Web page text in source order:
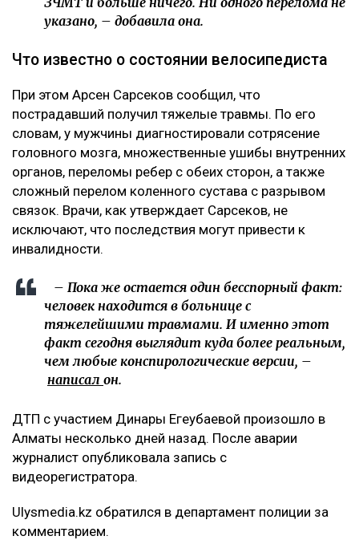
указано, – добавила она.
Что известно о состоянии велосипедиста
При этом Арсен Сарсеков сообщил, что
пострадавший получил тяжелые травмы. По его
словам, у мужчины диагностировали сотрясение
головного мозга, множественные ушибы внутренних
органов, переломы ребер с обеих сторон, а также
сложный перелом коленного сустава с разрывом
связок. Врачи, как утверждает Сарсеков, не
исключают, что последствия могут привести к
инвалидности.
– Пока же остается один бесспорный факт:
человек находится в больнице с
тяжелейшими травмами. И именно этот
факт сегодня выглядит куда более реальным,
чем любые конспирологические версии, –
написал он.
ДТП с участием Динары Егеубаевой произошло в
Алматы несколько дней назад. После аварии
журналист опубликовала запись с
видеорегистратора.
Ulysmedia.kz обратился в департамент полиции за
комментарием.